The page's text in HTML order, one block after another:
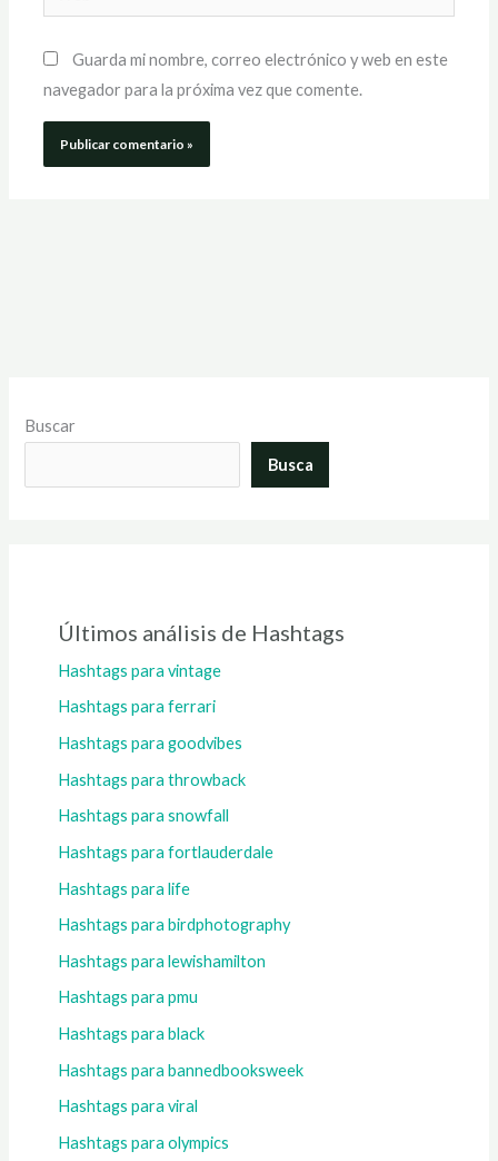
Guarda mi nombre, correo electrónico y web en este
navegador para la próxima vez que comente.
Buscar
Busca
Últimos análisis de Hashtags
Hashtags para vintage
Hashtags para ferrari
Hashtags para goodvibes
Hashtags para throwback
Hashtags para snowfall
Hashtags para fortlauderdale
Hashtags para life
Hashtags para birdphotography
Hashtags para lewishamilton
Hashtags para pmu
Hashtags para black
Hashtags para bannedbooksweek
Hashtags para viral
Hashtags para olympics